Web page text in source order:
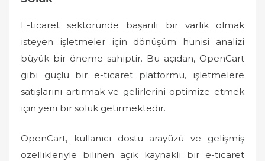
E-ticaret sektöründe başarılı bir varlık olmak
isteyen işletmeler için dönüşüm hunisi analizi
büyük bir öneme sahiptir. Bu açıdan, OpenCart
gibi güçlü bir e-ticaret platformu, işletmelere
satışlarını artırmak ve gelirlerini optimize etmek
için yeni bir soluk getirmektedir.
OpenCart, kullanıcı dostu arayüzü ve gelişmiş
özellikleriyle bilinen açık kaynaklı bir e-ticaret